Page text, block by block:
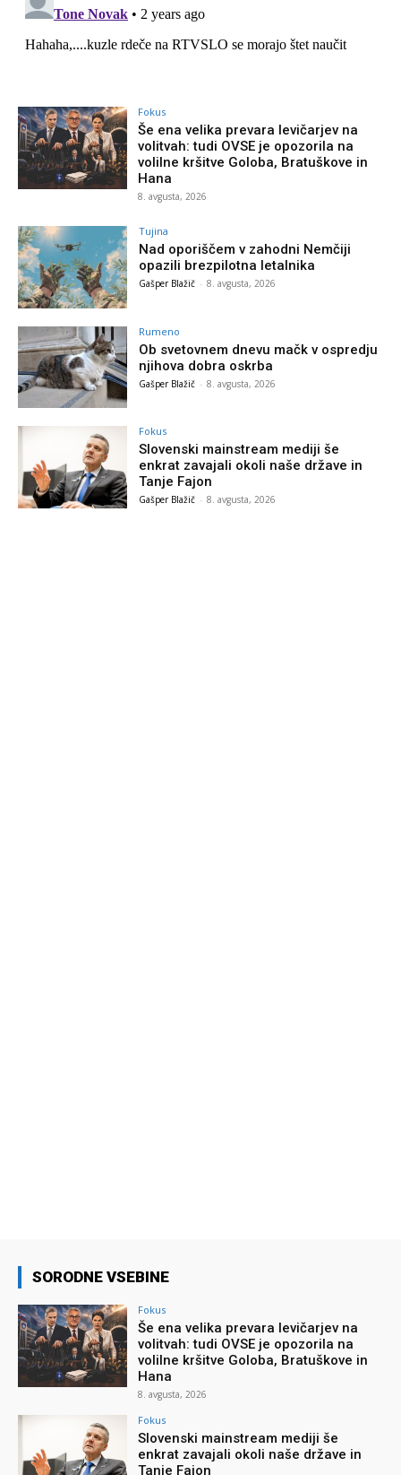
Fokus
Še ena velika prevara levičarjev na
volitvah: tudi OVSE je opozorila na
volilne kršitve Goloba, Bratuškove in
Hana
8. avgusta, 2026
Tujina
Nad oporiščem v zahodni Nemčiji
opazili brezpilotna letalnika
Gašper Blažič - 8. avgusta, 2026
Rumeno
Ob svetovnem dnevu mačk v ospredju
njihova dobra oskrba
Gašper Blažič - 8. avgusta, 2026
Fokus
Slovenski mainstream mediji še
enkrat zavajali okoli naše države in
Tanje Fajon
Gašper Blažič - 8. avgusta, 2026
SORODNE VSEBINE
Fokus
Še ena velika prevara levičarjev na
volitvah: tudi OVSE je opozorila na
volilne kršitve Goloba, Bratuškove in
Hana
8. avgusta, 2026
Fokus
Slovenski mainstream mediji še
enkrat zavajali okoli naše države in
Tanje Fajon